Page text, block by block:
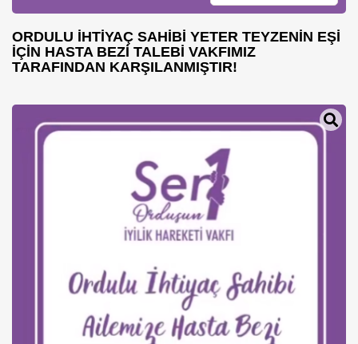
ORDULU İHTİYAÇ SAHİBİ YETER TEYZENİN EŞİ
İÇİN HASTA BEZİ TALEBİ VAKFIMIZ
TARAFINDAN KARŞILANMIŞTIR!